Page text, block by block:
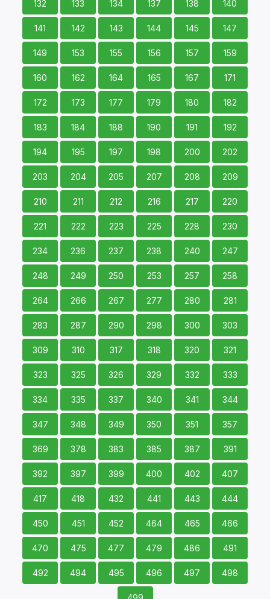
132 133 134 137 138 140
141 142 143 144 145 147
149 153 155 156 157 159
160 162 164 165 167 171
172 173 177 179 180 182
183 184 188 190 191 192
194 195 197 198 200 202
203 204 205 207 208 209
210 211 212 216 217 220
221 222 223 225 228 230
234 236 237 238 240 247
248 249 250 253 257 258
264 266 267 277 280 281
283 287 290 298 300 303
309 310 317 318 320 321
323 325 326 329 332 333
334 335 337 340 341 344
347 348 349 350 351 357
369 378 383 385 387 391
392 397 399 400 402 407
417 418 432 441 443 444
450 451 452 464 465 466
470 475 477 479 486 491
492 494 495 496 497 498